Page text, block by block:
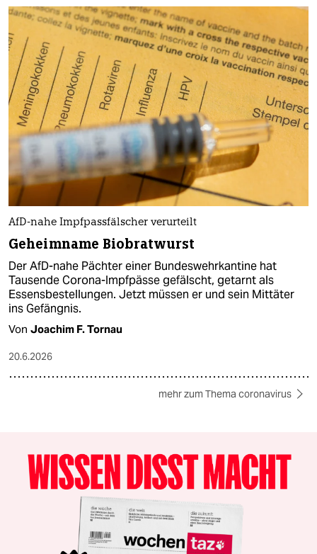
AfD-nahe Impfpassfälscher verurteilt
Geheimname Biobratwurst
Der AfD-nahe Pächter einer Bundeswehrkantine hat
Tausende Corona-Impfpässe gefälscht, getarnt als
Essensbestellungen. Jetzt müssen er und sein Mittäter
ins Gefängnis.
Von Joachim F. Tornau
20.6.2026
mehr zum Thema coronavirus